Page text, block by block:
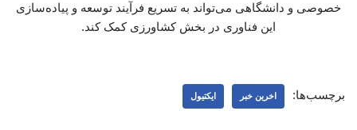
خصوصی و دانشگاهی می‌تواند به تسریع فرآیند توسعه و پیاده‌سازی
این فناوری در بخش کشاورزی کمک کند.
برچسب‌ها: اخرین خبر ایکتیول